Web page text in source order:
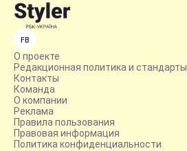
FB
О проекте
Редакционная политика и стандарты
Контакты
Команда
О компании
Реклама
Правила пользования
Правовая информация
Политика конфиденциальности